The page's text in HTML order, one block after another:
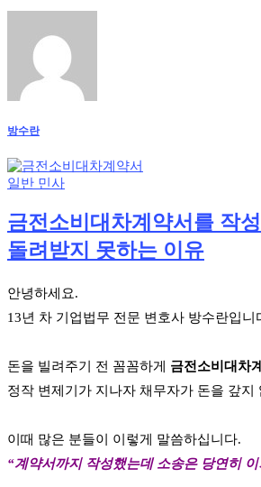
방수란
일반 민사
금전소비대차계약서를 작
돌려받지 못하는 이유
안녕하세요.
13년 차 기업법무 전문 변호사 방수란입니
돈을 빌려주기 전 꼼꼼하게 금전소비대차
정작 변제기가 지나자 채무자가 돈을 갚지
이때 많은 분들이 이렇게 말씀하십니다.
“계약서까지 작성했는데 소송은 당연히